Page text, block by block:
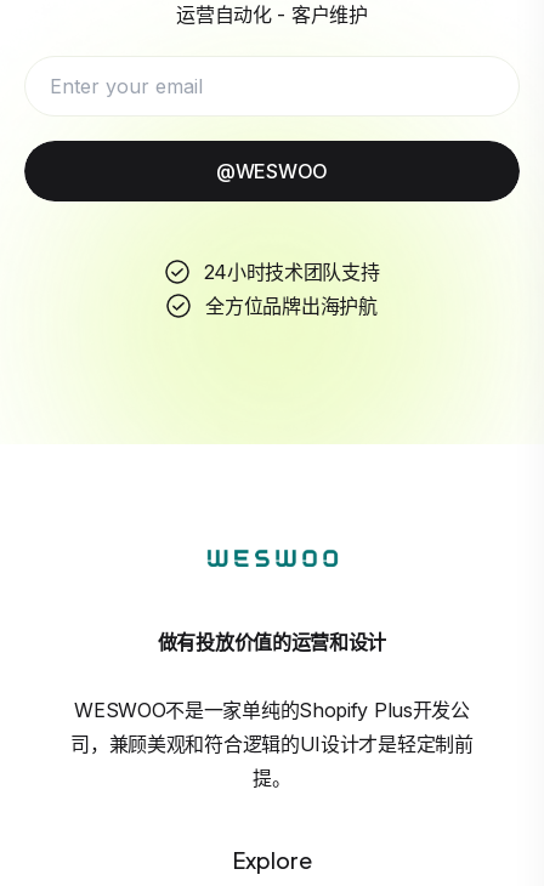
运营自动化 - 客户维护
@WESWOO
24小时技术团队支持
全方位品牌出海护航
做有投放价值的运营和设计
WESWOO不是一家单纯的Shopify Plus开发公
司，兼顾美观和符合逻辑的UI设计才是轻定制前
提。
Explore